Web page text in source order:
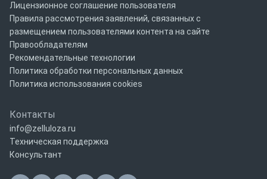
Лицензионное соглашение пользователя
Правила рассмотрения заявлений, связанных с
размещением пользователями контента на сайте
Правообладателям
Рекомендательные технологии
Политика обработки персональных данных
Политика использования cookies
Контакты
info@zelluloza.ru
Техническая поддержка
Консультант